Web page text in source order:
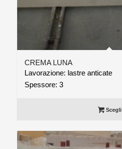
CREMA LUNA
Lavorazione: lastre anticate
Spessore: 3
Scegli